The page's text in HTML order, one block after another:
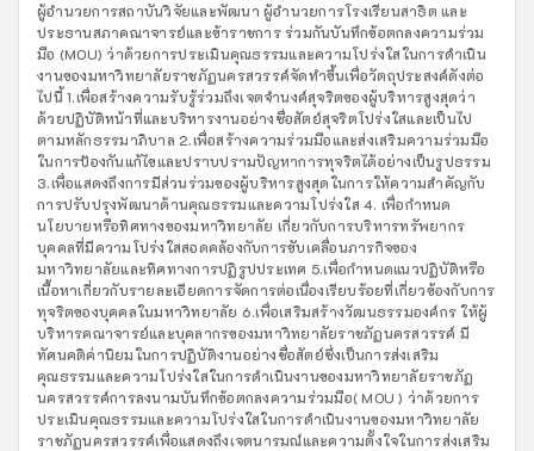
ผู้อำนวยการสถาบันวิจัยและพัฒนา ผู้อำนวยการโรงเรียนสาธิต และ
ประธานสภาคณาจารย์และข้าราชการ ร่วมกันบันทึกข้อตกลงความร่วม
มือ (MOU) ว่าด้วยการประเมินคุณธรรมและความโปร่งใสในการดำเนิน
งานของมหาวิทยาลัยราชภัฏนครสวรรค์จัดทำขึ้นเพื่อวัตถุประสงค์ดังต่อ
ไปนี้ 1.เพื่อสร้างความรับรู้ร่วมถึงเจตจำนงค์สุจริตของผู้บริหารสูงสุดว่า
ด้วยปฏิบัติหน้าที่และบริหารงานอย่างซื่อสัตย์สุจริตโปร่งใสและเป็นไป
ตามหลักธรรมาภิบาล 2.เพื่อสร้างความร่วมมือและส่งเสริมความร่วมมือ
ในการป้องกันแก้ไขและปราบปรามปัญหาการทุจริตได้อย่างเป็นรูปธรรม
3.เพื่อแสดงถึงการมีส่วนร่วมของผู้บริหารสูงสุดในการให้ความสำคัญกับ
การปรับปรุงพัฒนาด้านคุณธรรมและความโปร่งใส 4. เพื่อกำหนด
นโยบายหรือทิศทางของมหาวิทยาลัย เกี่ยวกับการบริหารทรัพยากร
บุคคลที่มีความโปร่งใสสอดคล้องกับการขับเคลื่อนภารกิจของ
มหาวิทยาลัยและทิศทางการปฏิรูปประเทศ 5.เพื่อกำหนดแนวปฏิบัติหรือ
เนื้อหาเกี่ยวกับรายละเอียดการจัดการต่อเนื่องเรียบร้อยที่เกี่ยวข้องกับการ
ทุจริตของบุคคลในมหาวิทยาลัย 6.เพื่อเสริมสร้างวัฒนธรรมองค์กร ให้ผู้
บริหารคณาจารย์และบุคลากรของมหาวิทยาลัยราชภัฏนครสวรรค์ มี
ทัศนคติค่านิยมในการปฏิบัติงานอย่างซื่อสัตย์ซึ่งเป็นการส่งเสริม
คุณธรรมและความโปร่งใสในการดำเนินงานของมหาวิทยาลัยราชภัฏ
นครสวรรค์การลงนามบันทึกข้อตกลงความร่วมมือ( MOU ) ว่าด้วยการ
ประเมินคุณธรรมและความโปร่งใสในการดำเนินงานของมหาวิทยาลัย
ราชภัฏนครสวรรค์เพื่อแสดงถึงเจตนารมณ์และความตั้งใจในการส่งเสริม